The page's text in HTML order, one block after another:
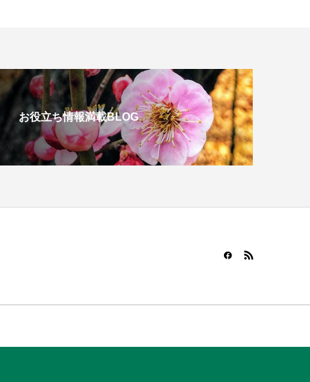
お役立ち情報満載BLOG